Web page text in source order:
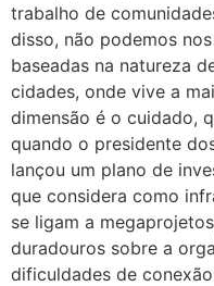
trabalho de
disso, não podemos
baseadas na natureza
cidades, onde vive a
dimensão é o cuidado,
quando o presidente
lançou um plano de
que considera como
se ligam a
duradouros sobre a
dificuldades de